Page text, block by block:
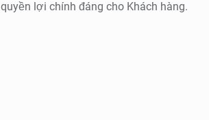
quyền lợi chính đáng cho Khách hàng.